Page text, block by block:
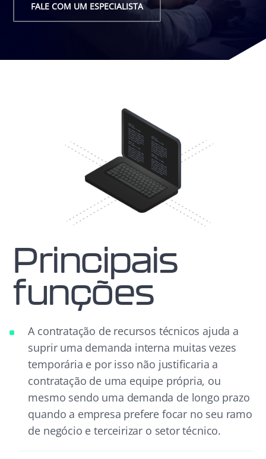
FALE COM UM ESPECIALISTA
Principais
funções
A contratação de recursos técnicos ajuda a
suprir uma demanda interna muitas vezes
temporária e por isso não justificaria a
contratação de uma equipe própria, ou
mesmo sendo uma demanda de longo prazo
quando a empresa prefere focar no seu ramo
de negócio e terceirizar o setor técnico.